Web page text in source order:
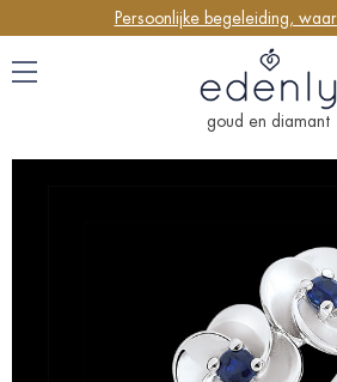
Persoonlijke begeleiding,
goud en diamant